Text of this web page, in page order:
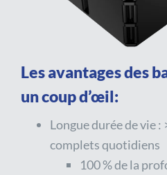
Les avantages des
un coup d’œil:
Longue durée de vie :
complets quotidiens
100 % de la